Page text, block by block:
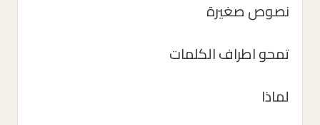
نصوص صغيرة
تمحو اطراف الكلمات
لماذا